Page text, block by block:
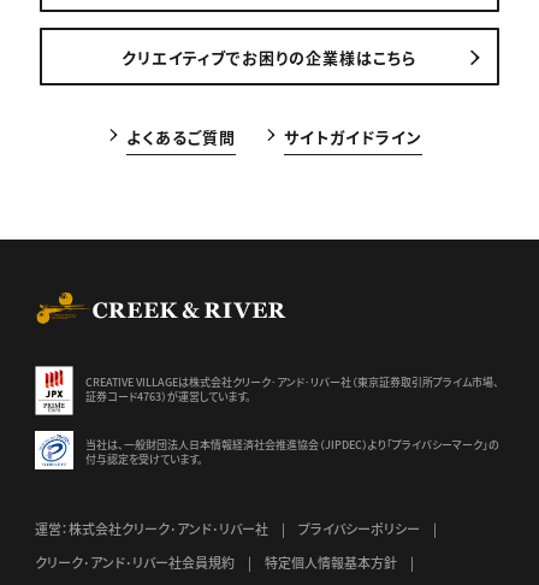
クリエイティブでお困りの企業様はこちら
よくあるご質問 サイトガイドライン
CREATIVE VILLAGEは株式会社クリーク･アンド･リバー社（東京証券取引所プライム市場、
証券コード4763）が運営しています。
当社は、一般財団法人日本情報経済社会推進協会（JIPDEC）より 「プライバシーマーク」の
付与認定を受けています。
運営：株式会社クリーク･アンド･リバー社
プライバシーポリシー
クリーク･アンド･リバー社会員規約
特定個人情報基本方針